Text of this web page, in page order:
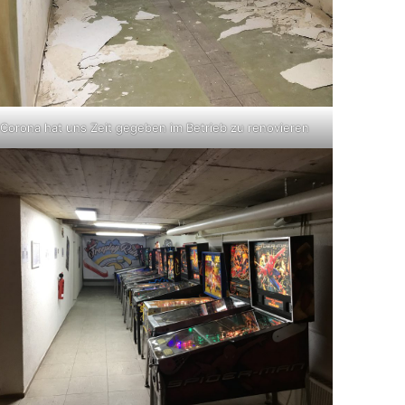
Corona hat uns Zeit gegeben im Betrieb zu renovieren